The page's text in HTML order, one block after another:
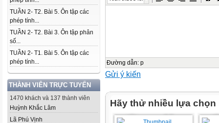
TUẦN 2- T2. Bài 5. Ôn tập các
phép tính...
TUẦN 2- T2. Bài 3. Ôn tập phân
số...
TUẦN 2- T1. Bài 5. Ôn tập các
phép tính...
THÀNH VIÊN TRỰC TUYẾN
1470 khách và 137 thành viên
Huỳnh Khắc Lâm
Lã Phú Vịnh
Đường dẫn: p
Gửi ý kiến
Hãy thử nhiều lựa chọn